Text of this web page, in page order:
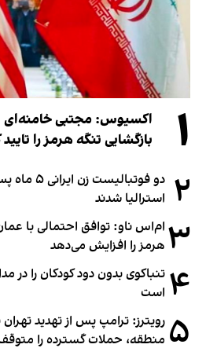
۱
اکسیوس: مجتبی خامنه‌ای
بازگشایی تنگه هرمز را
۲
دو
استرالیا شدند
۳ ام‌اس ناو: توافق احتمالی با
هرمز را افزایش می‌دهد
۴ تنباکوی بدون دود کودکان را در
است
۵ رویترز: ترامپ پس از تهدید
منطقه، حملات گسترده را